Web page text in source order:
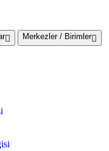
Merkezler / Birimler